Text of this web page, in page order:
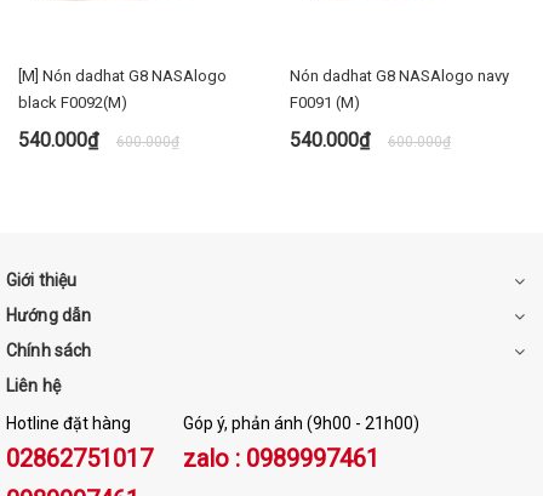
[M] Nón dadhat G8 NASAlogo
black F0092(M)
540.000₫ 600.000₫
Nón dadhat G8 NASAlogo navy
F0091 (M)
540.000₫ 600.000₫
Giới thiệu
Hướng dẫn
Chính sách
Liên hệ
Hotline đặt hàng
02862751017
Góp ý, phản ánh (9h00 - 21h00)
zalo : 0989997461